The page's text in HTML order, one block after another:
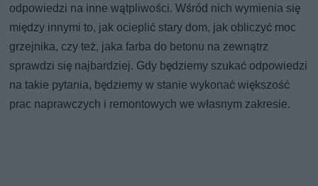
odpowiedzi na inne wątpliwości. Wśród nich wymienia się
między innymi to, jak ocieplić stary dom, jak obliczyć moc
grzejnika, czy też, jaka farba do betonu na zewnątrz
sprawdzi się najbardziej. Gdy będziemy szukać odpowiedzi
na takie pytania, będziemy w stanie wykonać większość
prac naprawczych i remontowych we własnym zakresie.